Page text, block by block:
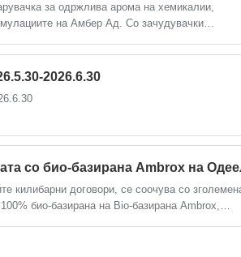
за одржлива арома на хемикалии,
на Амбер Ад. Со зачудувачки
на био-базирана на техничка супериорност и
2026.6.30
со био-базирана Ambrox на
килибарни договори, се соочува со
био-базирана на Bio-базирана Ambrox,